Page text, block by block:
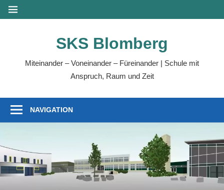
Zum
Inhalt
MENÜ
SKS Blomberg
Miteinander – Voneinander – Füreinander | Schule mit
Anspruch, Raum und Zeit
NAVIGATION